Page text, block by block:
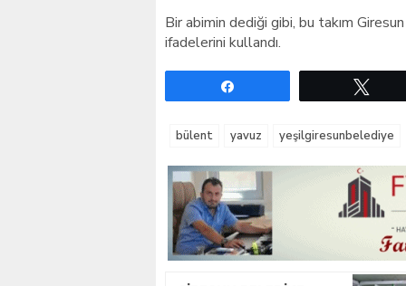
Bir abimin dediği gibi, bu takım
ifadelerini kullandı.
bülent yavuz yeşilgiresunbelediye